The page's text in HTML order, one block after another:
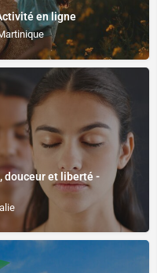
en ligne
douceur et liberté -